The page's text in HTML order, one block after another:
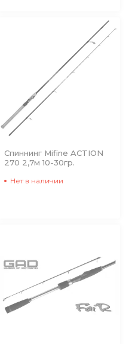
Спиннинг Mifine ACTION
270 2,7м 10-30гр.
Нет в наличии